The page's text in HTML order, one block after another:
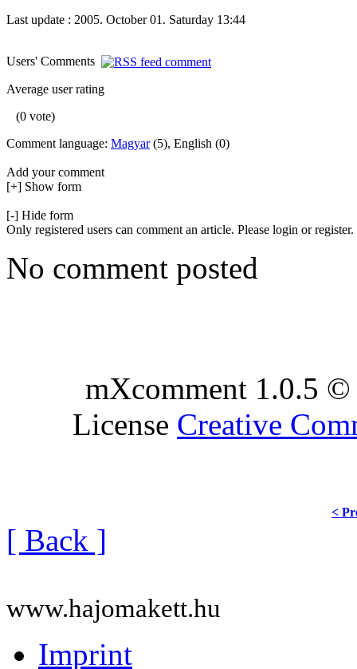
Last update : 2005. October 01. Saturday 13:44
Users' Comments
Average user rating
(0 vote)
Comment language: Magyar(5), English (0)
Add your comment
[+] Show form
[-] Hide form
Only registered users can comment an article. Please login or register.
No comment posted
mXcomment 1.0.5
License Creative
<
[ Back ]
www.hajomakett.hu
Imprint